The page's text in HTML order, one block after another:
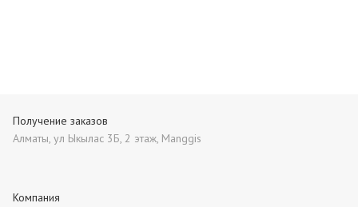
Получение заказов
Алматы, ул Ыкылас 3Б, 2 этаж, Manggis
Компания